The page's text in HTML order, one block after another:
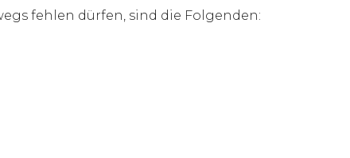
fehlen dürfen, sind die Folgenden: